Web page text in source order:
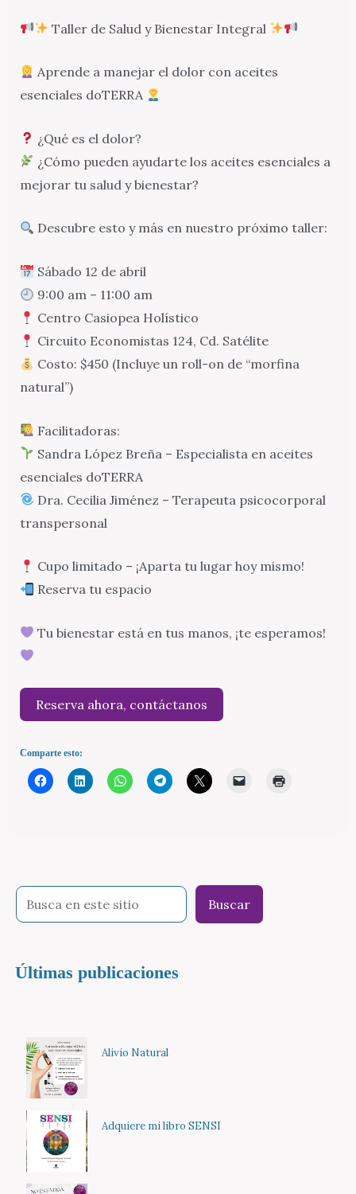
Taller de Salud y Bienestar Integral
Aprende a manejar el dolor con aceites
esenciales doTERRA
¿Qué es el dolor?
¿Cómo pueden ayudarte los aceites esenciales a
mejorar tu salud y bienestar?
Descubre esto y más en nuestro próximo taller:
Sábado 12 de abril
9:00 am – 11:00 am
Centro Casiopea Holístico
Circuito Economistas 124, Cd. Satélite
Costo: $450 (Incluye un roll-on de “morfina
natural”)
Facilitadoras:
Sandra López Breña – Especialista en aceites
esenciales doTERRA
Dra. Cecilia Jiménez – Terapeuta psicocorporal
transpersonal
Cupo limitado – ¡Aparta tu lugar hoy mismo!
Reserva tu espacio
Tu bienestar está en tus manos, ¡te esperamos!
Reserva ahora, contáctanos
Comparte esto:
Buscar
Últimas publicaciones
Alivio Natural
Adquiere mi libro SENSI